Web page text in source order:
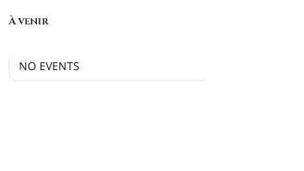
À venir
NO EVENTS